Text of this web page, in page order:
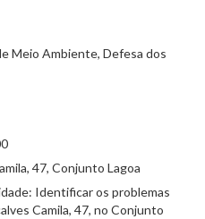
Meio Ambiente, Defesa dos
47, Conjunto Lagoa
Identificar os problemas
Camila, 47, no Conjunto